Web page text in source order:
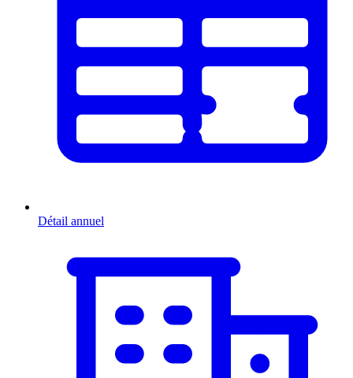
Détail annuel